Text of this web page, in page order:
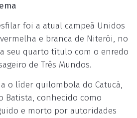
foi a atual campeã Unidos
e branca de Niterói, no
seu quarto título com o enredo
de Três Mundos.
o líder quilombola do Catucá,
Batista, conhecido como
e morto por autoridades